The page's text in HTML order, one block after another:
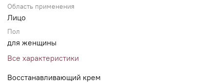
Область применения
Лицо
Пол
для женщины
Все характеристики
Восстанавливающий крем